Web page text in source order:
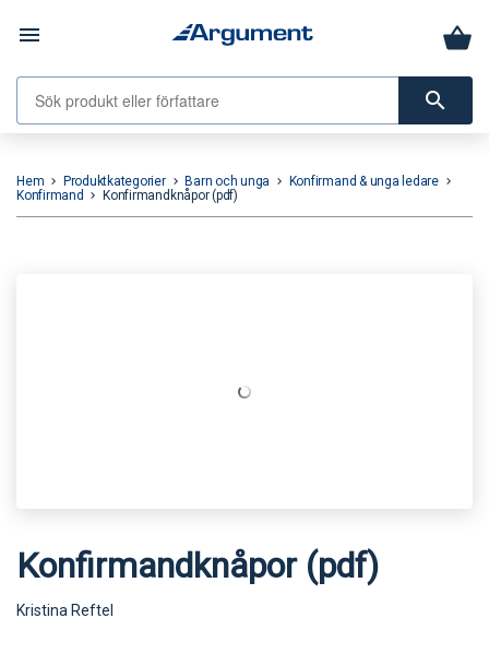
menu
search
Hem keyboard_arrow_right Produktkategorier keyboard_arrow_right Barn och unga keyboard_arrow_right Konfirmand & unga ledare keyboard_arrow_right
Konfirmand keyboard_arrow_right Konfirmandknåpor (pdf)
Konfirmandknåpor (pdf)
Kristina Reftel